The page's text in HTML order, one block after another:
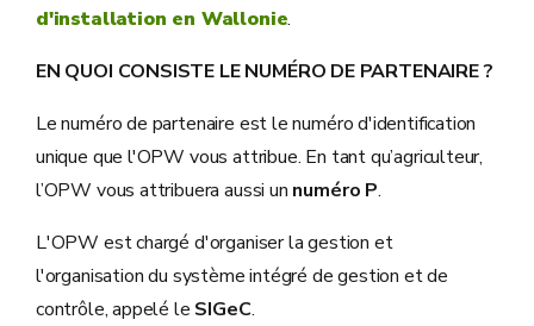
d'installation en Wallonie.
EN QUOI CONSISTE LE NUMÉRO DE PARTENAIRE ?
Le numéro de partenaire est le numéro d'identification
unique que l'OPW vous attribue. En tant qu’agriculteur,
l’OPW vous attribuera aussi un numéro P.
L'OPW est chargé d'organiser la gestion et
l'organisation du système intégré de gestion et de
contrôle, appelé le SIGeC.